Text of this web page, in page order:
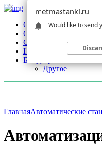
Обзоры станков
Оборудование
Обработка
Новости отрасли
Без рубрики
Другое
ГлавнаяАвтоматические
metmastanki.ru
Would like to send